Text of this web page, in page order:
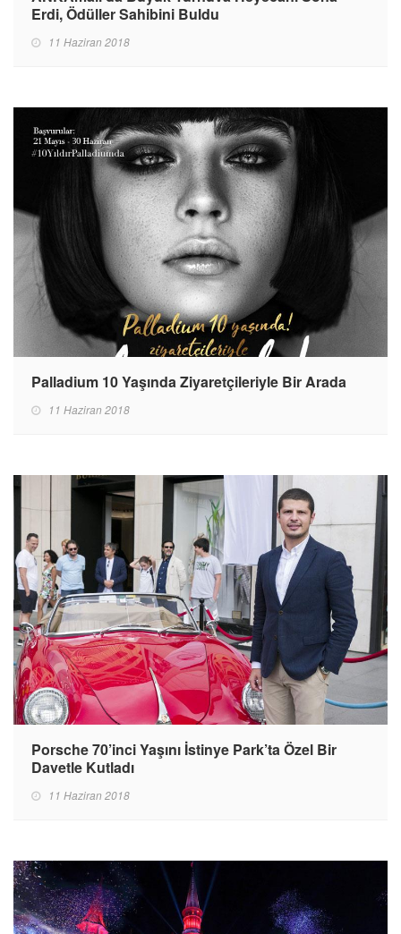
Erdi, Ödüller Sahibini Buldu
11 Haziran 2018
Palladium 10 Yaşında Ziyaretçileriyle Bir Arada
11 Haziran 2018
Porsche 70’inci Yaşını İstinye Park’ta Özel Bir
Davetle Kutladı
11 Haziran 2018